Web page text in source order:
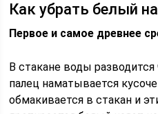
Как убрать белый
Первое и самое древнее
В стакане воды
палец наматывается
обмакивается в стакан и